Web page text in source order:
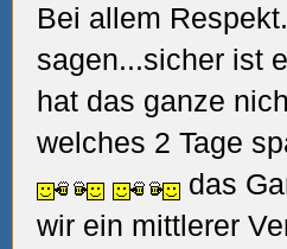
Bei allem
sagen...sicher ist
hat das ganze
welches 2 Tage
das
wir ein mittlerer